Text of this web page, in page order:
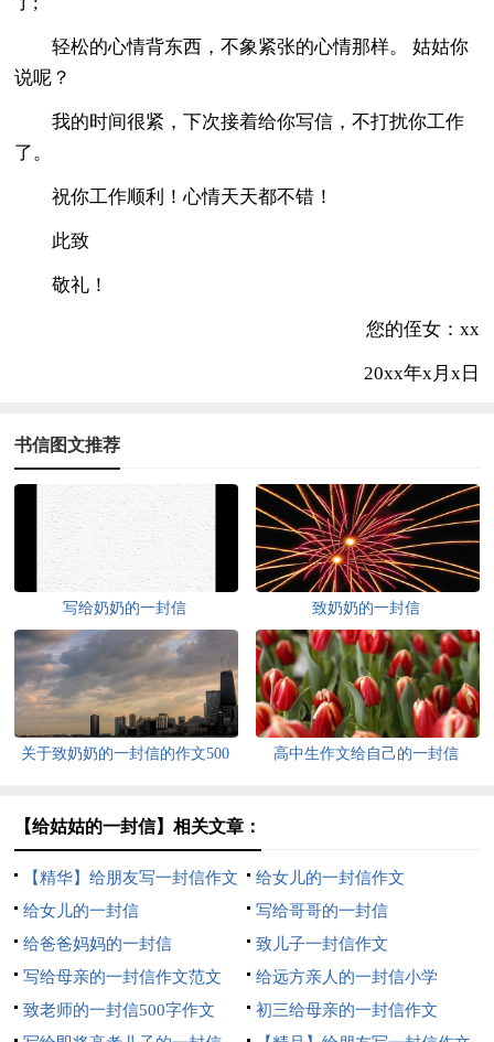
轻松的心情背东西，不象紧张的心情那样。 姑姑你
说呢？
我的时间很紧，下次接着给你写信，不打扰你工作
了。
祝你工作顺利！心情天天都不错！
此致
敬礼！
您的侄女：xx
20xx年x月x日
书信图文推荐
写给奶奶的一封信 致奶奶的一封信
关于致奶奶的一封信的作文500
高中生作文给自己的一封信
【给姑姑的一封信】相关文章：
【精华】给朋友写一封信作文
500字四篇
给女儿的一封信作文
给女儿的一封信
写给哥哥的一封信
给爸爸妈妈的一封信
致儿子一封信作文
写给母亲的一封信作文范文
给远方亲人的一封信小学
致老师的一封信500字作文
初三给母亲的一封信作文